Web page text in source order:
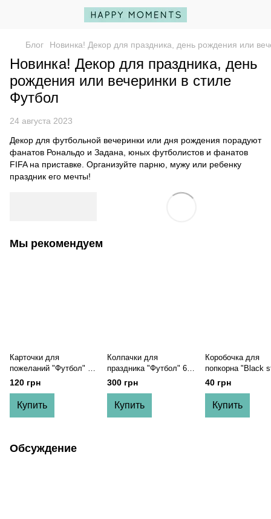
Блог Новинка! Декор для праздника, день рождения или
Новинка! Декор для праздника, день
рождения или вечеринки в стиле
Футбол
24 августа 2023
Декор для футбольной вечеринки или дня рождения порадуют
фанатов Рональдо и Задана, юных футболистов и фанатов
FIFA на приставке. Организуйте парню, мужу или ребенку
праздник его мечты!
Мы рекомендуем
Карточки для
пожеланий "Футбол" 8
шт (F202371)
120 грн
Купить
Колпачки для
праздника "Футбол" 6
шт (F70084)
300 грн
Купить
Коробочка для
попкорна "Black
(1 шт.)
40 грн
Купить
Обсуждение